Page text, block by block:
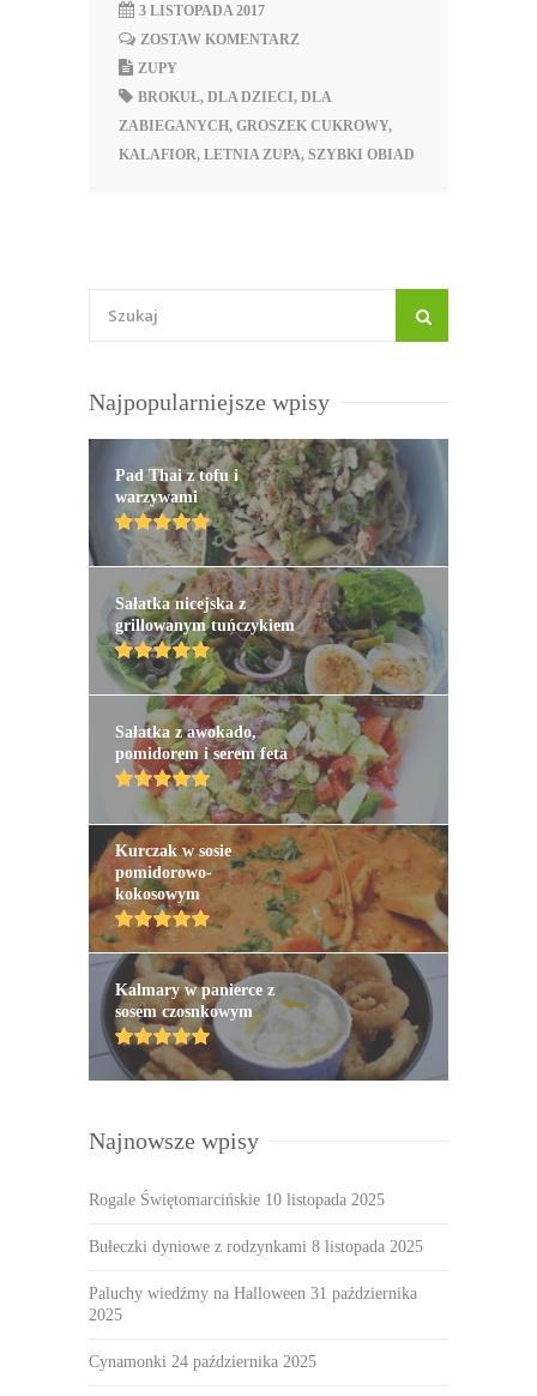
3 LISTOPADA 2017
ZOSTAW KOMENTARZ
ZUPY
BROKUŁ, DLA DZIECI, DLA
ZABIEGANYCH, GROSZEK CUKROWY,
KALAFIOR, LETNIA ZUPA, SZYBKI OBIAD
Najpopularniejsze wpisy
Pad Thai z tofu i
warzywami
Sałatka nicejska z
grillowanym tuńczykiem
Sałatka z awokado,
pomidorem i serem feta
Kurczak w sosie
pomidorowo-
kokosowym
Kalmary w panierce z
sosem czosnkowym
Najnowsze wpisy
Rogale Świętomarcińskie 10 listopada 2025
Bułeczki dyniowe z rodzynkami 8 listopada 2025
Paluchy wiedźmy na Halloween 31 października
2025
Cynamonki 24 października 2025